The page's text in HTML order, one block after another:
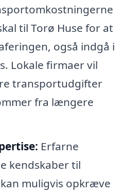
til Torø Huse for at
også indgå i
Lokale firmaer vil
transportudgifter
fra længere
Erfarne
kendskaber til
muligvis opkræve